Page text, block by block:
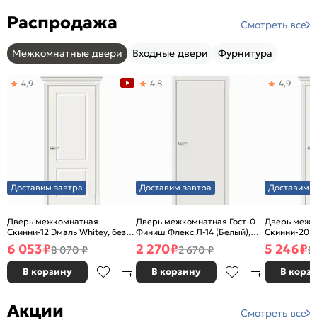
Распродажа Смотреть все
Межкомнатные двери Входные двери Фурнитура
Доставим завтра
Дверь межкомнатная
Скинни-12 Эмаль Whitey, без
декора, глухая, без стекла,
без кромки, скиновая
4,9
6 053₽8 070 ₽
В корзину
Доставим завтра
Дверь межкомнатная Гост-0
Финиш Флекс Л-14 (Белый),
глухая, каркасно-щитовая
4,8
2 270₽2 670 ₽
В корзину
Доставим
Дверь
Скинни-20
декора,
без кромки,
4,9
5 246₽8
В
Акции Смотреть все